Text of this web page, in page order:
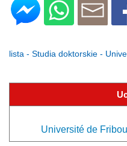
lista - Studia doktorskie -
Université de